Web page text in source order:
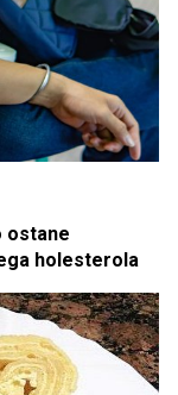
ostane
holesterola